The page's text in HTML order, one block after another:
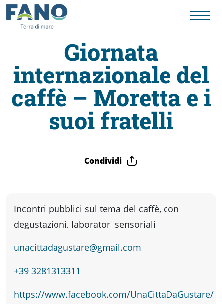
Fano
Visit
Card
fare
Percorsi
storici
Giornata
internazionale del
caffè – Moretta e i
suoi fratelli
Condividi
Incontri pubblici sul tema del caffè, con
degustazioni, laboratori sensoriali
unacittadagustare@gmail.com
+39 3281313311
https://www.facebook.com/UnaCittaDaGustare/